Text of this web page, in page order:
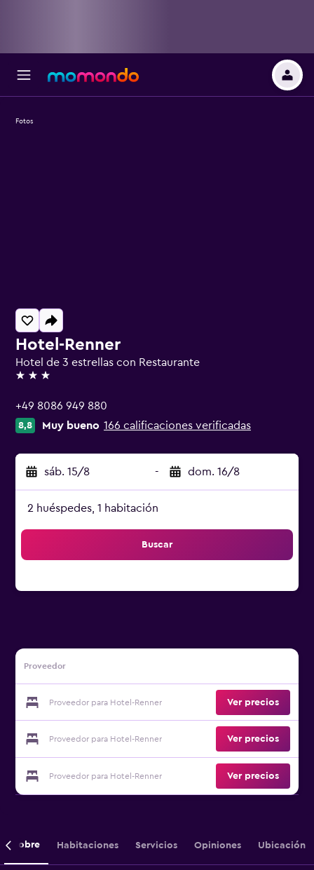
Hotel-Renner
Hotel de 3 estrellas con Restaurante
3 estrellas
+49 8086 949 880
8,8 Muy bueno 166 calificaciones verificadas
sáb. 15/8 - dom. 16/8
2 huéspedes, 1 habitación
Buscar
Proveedor
Proveedor para Hotel-Renner Ver precios
Proveedor para Hotel-Renner Ver precios
Proveedor para Hotel-Renner Ver precios
Fotos
Sobre Habitaciones Servicios Opiniones Ubicación